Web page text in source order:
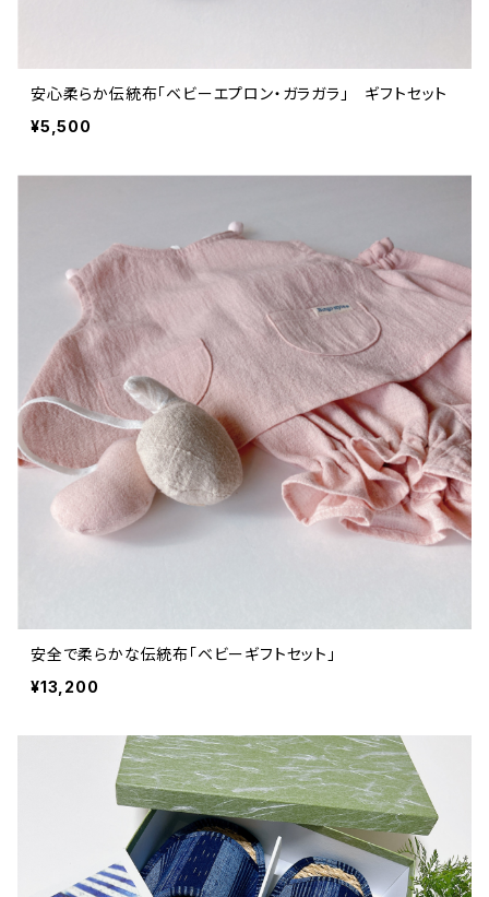
安心柔らか伝統布「ベビーエプロン・ガラガラ」 ギフトセット
¥5,500
安全で柔らかな伝統布「ベビーギフトセット」
¥13,200